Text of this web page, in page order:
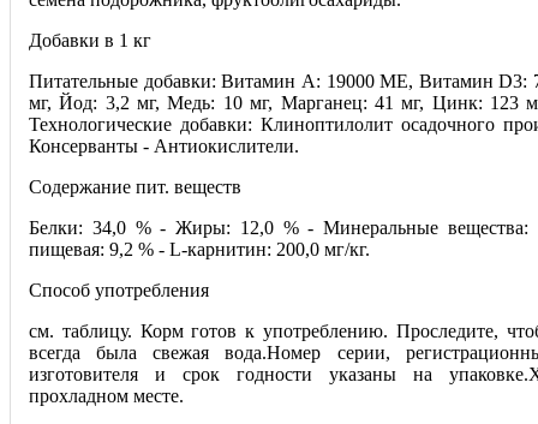
Добавки в 1 кг
Питательные добавки: Витамин A: 19000 ME, Витамин D3:
мг, Йод: 3,2 мг, Медь: 10 мг, Марганец: 41 мг, Цинк: 123
Технологические добавки: Клиноптилолит осадочного
Консерванты - Антиокислители.
Содержание пит. веществ
Белки: 34,0 % - Жиры: 12,0 % - Минеральные вещества:
пищевая: 9,2 % - L-карнитин: 200,0 мг/кг.
Способ употребления
см. таблицу. Корм готов к употреблению. Проследите,
всегда была свежая вода.Номер серии,
изготовителя и срок годности указаны на
прохладном месте.